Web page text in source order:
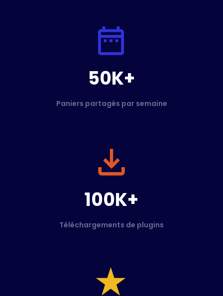
50K+
Paniers partagés par semaine
100K+
Téléchargements de plugins